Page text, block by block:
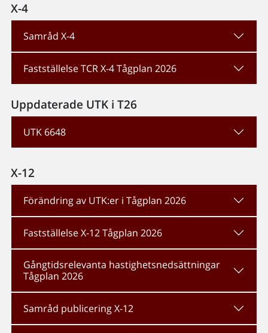
X-4
Samråd X-4
Fastställelse TCR X-4 Tågplan 2026
Uppdaterade UTK i T26
UTK 6648
X-12
Förändring av UTK:er i Tågplan 2026
Fastställelse X-12 Tågplan 2026
Gångtidsrelevanta hastighetsnedsättningar
Tågplan 2026
Samråd publicering X-12